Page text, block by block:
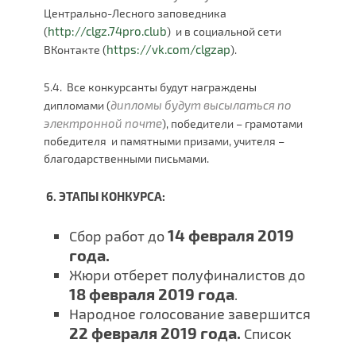
Центрально-Лесного заповедника
(http://clgz.74pro.club) и в социальной сети
ВКонтакте (https://vk.com/clgzap).
5.4. Все конкурсанты будут награждены
дипломами (дипломы будут высылаться по
электронной почте), победители – грамотами
победителя и памятными призами, учителя –
благодарственными письмами.
6. ЭТАПЫ КОНКУРСА:
Сбор работ до14 февраля 2019
года.
Жюри отберет полуфиналистов до
18 февраля 2019 года.
Народное голосование завершится
22 февраля 2019 года. Список